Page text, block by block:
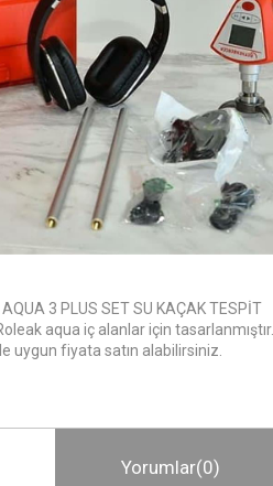
AQUA 3 PLUS SET SU KAÇAK TESPİT
aqua iç alanlar için tasarlanmıştır.
uygun fiyata satın alabilirsiniz.
Yorumlar(0)